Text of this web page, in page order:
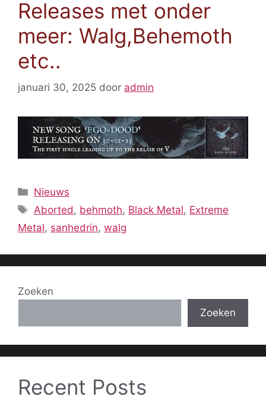
Releases met onder
meer: Walg,Behemoth
etc..
januari 30, 2025 door admin
Categorieën
Nieuws
Tags
Aborted , behmoth, Black Metal, Extreme
Metal, sanhedrin, walg
Zoeken
Zoeken
Recent Posts